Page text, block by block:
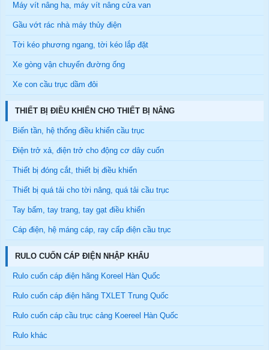
Máy vít nâng hạ, máy vít nâng cửa van
Gầu vớt rác nhà máy thủy điện
Tời kéo phương ngang, tời kéo lắp đặt
Xe gòng vận chuyển đường ống
Xe con cầu trục dầm đôi
THIẾT BỊ ĐIỀU KHIỂN CHO THIẾT BỊ NÂNG
Biến tần, hệ thống điều khiển cầu trục
Điện trở xả, điện trở cho động cơ dây cuốn
Thiết bị đóng cắt, thiết bị điều khiển
Thiết bị quá tải cho tời nâng, quá tải cầu trục
Tay bấm, tay trang, tay gạt điều khiển
Cáp điện, hệ máng cáp, ray cấp điện cầu trục
RULO CUỐN CÁP ĐIỆN NHẬP KHẨU
Rulo cuốn cáp điện hãng Koreel Hàn Quốc
Rulo cuốn cáp điện hãng TXLET Trung Quốc
Rulo cuốn cáp cầu trục cảng Koereel Hàn Quốc
Rulo khác